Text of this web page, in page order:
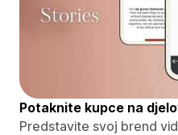
Potaknite kupce na
Predstavite svoj brend